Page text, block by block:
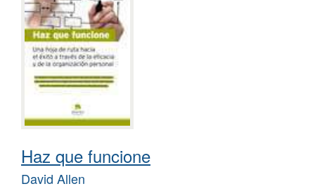
Haz que funcione
David Allen